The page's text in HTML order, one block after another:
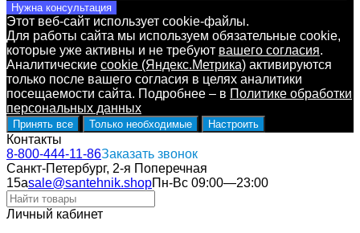
Нужна консультация
Этот веб-сайт использует cookie-файлы.
Для работы сайта мы используем обязательные cookie,
которые уже активны и не требуют вашего согласия.
Аналитические cookie (Яндекс.Метрика) активируются
только после вашего согласия в целях аналитики
посещаемости сайта. Подробнее – в Политике обработки
персональных данных
Принять все Только необходимые Настроить
Контакты
8-800-444-11-86Заказать звонок
Санкт-Петербург, 2-я Поперечная
15аsale@santehnik.shopПн-Вс 09:00—23:00
Личный кабинет